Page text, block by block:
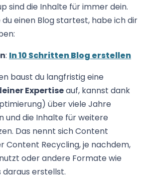
sind die Inhalte für immer dein.
einen Blog startest, habe ich dir
: In 10 Schritten Blog erstellen
baust du langfristig eine
Expertiseauf, kannst dank
über viele Jahre
und die Inhalte für weitere
Das nennt sich Content
Content Recycling, je nachdem,
oder andere Formate wie
daraus erstellst.